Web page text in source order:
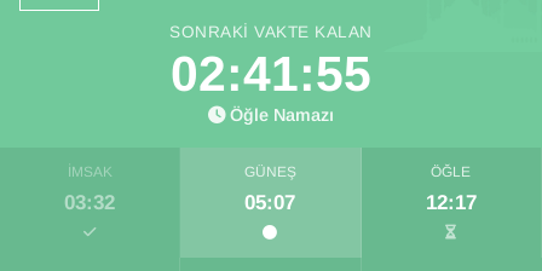
SONRAKI VAKTE KALAN
02:41:55
Öğle Namazı
İMSAK
03:32
GÜNEŞ
05:07
ÖĞLE
12:17